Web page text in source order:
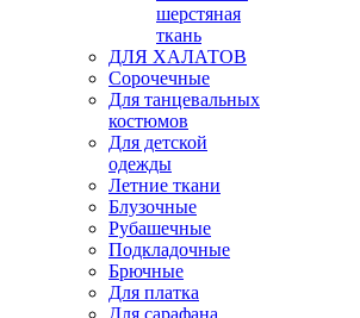
шерстяная
ткань
ДЛЯ ХАЛАТОВ
Сорочечные
Для танцевальных
костюмов
Для детской
одежды
Летние ткани
Блузочные
Рубашечные
Подкладочные
Брючные
Для платка
Для сарафана